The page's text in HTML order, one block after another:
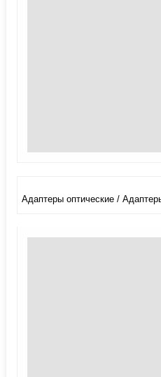
Адаптеры оптические /